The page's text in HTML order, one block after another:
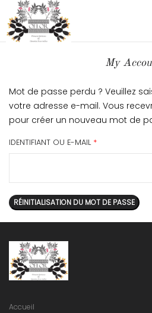
My
Mot de passe perdu ? Veuillez
votre adresse e-mail. Vous
pour créer un nouveau mot de
IDENTIFIANT OU E-MAIL *
RÉINITIALISATION DU MOT DE PASSE
Accueil